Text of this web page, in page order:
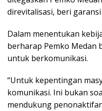
direvitalisasi, beri
Dalam menentukan
berharap Pemko Medan
untuk berkomunikasi.
“Untuk kepentingan
komunikasi. Ini bukan
mendukung